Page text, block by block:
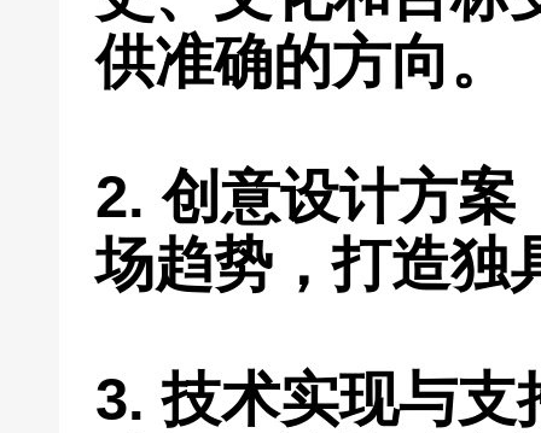
供准确的方向。
2. 创意设计方案
场趋势，打造独
3. 技术实现与支